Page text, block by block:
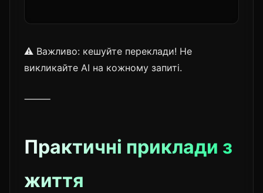
⚠️ Важливо: кешуйте переклади! Не
викликайте AI на кожному запиті.
⸻
Практичні приклади з
життя